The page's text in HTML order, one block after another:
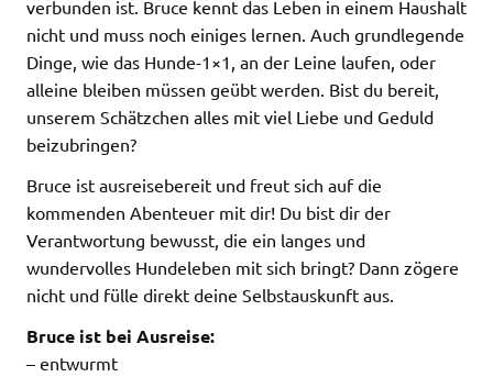
verbunden ist. Bruce kennt das Leben in einem Haushalt
nicht und muss noch einiges lernen. Auch grundlegende
Dinge, wie das Hunde-1×1, an der Leine laufen, oder
alleine bleiben müssen geübt werden. Bist du bereit,
unserem Schätzchen alles mit viel Liebe und Geduld
beizubringen?
Bruce ist ausreisebereit und freut sich auf die
kommenden Abenteuer mit dir! Du bist dir der
Verantwortung bewusst, die ein langes und
wundervolles Hundeleben mit sich bringt? Dann zögere
nicht und fülle direkt deine Selbstauskunft aus.
Bruce ist bei Ausreise:
– entwurmt